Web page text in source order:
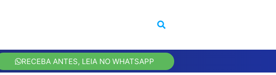
RECEBA ANTES, LEIA NO WHATSAPP